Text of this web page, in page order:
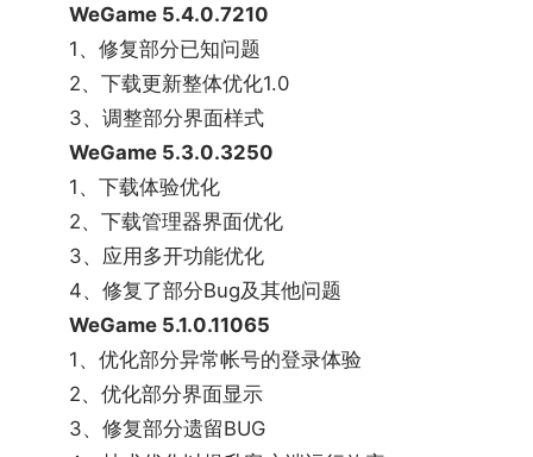
《穿越火线》是一款第一人称射击类(FPS)网络游
戏。凭借全新的玩法 ，快节奏的战斗体验，丰富的比
赛和活动，自2008年面世以来，迅速风靡全国，人气
球第一的FPS网游!
《地下城与勇士：创新世纪》是一款超人气格斗网游
作品。由韩国Neople开发的，华丽的必杀技、爽快的
连击，所有接触过《地下城与勇士：创新世纪》的玩
家，一定都会被其强烈的街机风格所强烈吸引。《地
下城与勇士：创新世纪》通过领先全球十年的技术，
完美解决了网络延迟瓶颈，引入全套即时格斗元素，
完美再现了动作格斗游戏的精髓，是一款真正的集大
成的动作网游。以往在各种街机、单机中才可能出现
WeGame 5.4.0.7210
1、修复部分已知问题
2、下载更新整体优化1.0
3、调整部分界面样式
WeGame 5.3.0.3250
1、下载体验优化
2、下载管理器界面优化
3、应用多开功能优化
4、修复了部分Bug及其他问题
WeGame 5.1.0.11065
1、优化部分异常帐号的登录体验
2、优化部分界面显示
3、修复部分遗留BUG